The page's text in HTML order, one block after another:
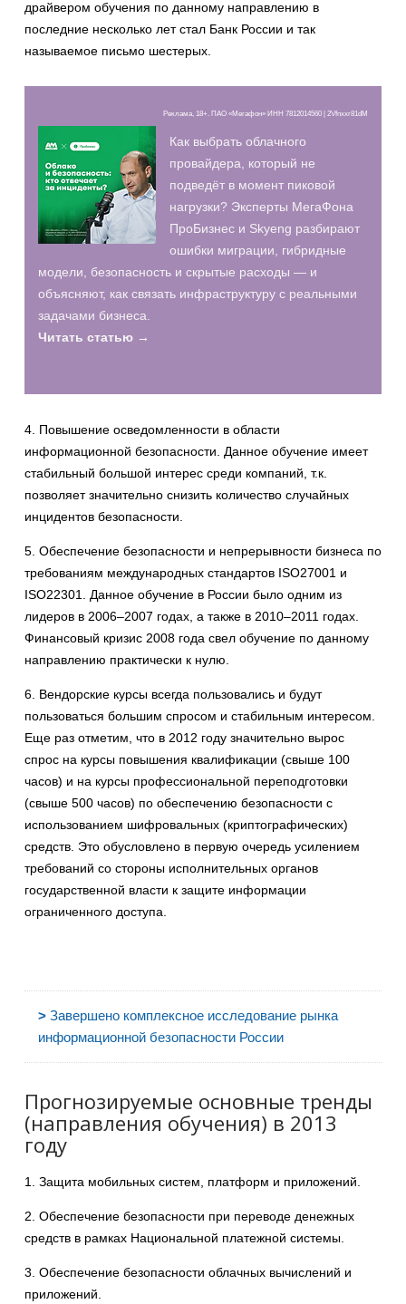
драйвером обучения по данному направлению в
последние несколько лет стал Банк России и так
называемое письмо шестерых.
Реклама, 18+. ПАО «Мегафон» ИНН 7812014560 | 2Vfnxxr81dM
Как выбрать облачного
провайдера, который не
подведёт в момент пиковой
нагрузки? Эксперты МегаФона
ПроБизнес и Skyeng разбирают
ошибки миграции, гибридные
модели, безопасность и скрытые расходы — и
объясняют, как связать инфраструктуру с реальными
задачами бизнеса.
Читать статью →
4. Повышение осведомленности в области
информационной безопасности. Данное обучение имеет
стабильный большой интерес среди компаний, т.к.
позволяет значительно снизить количество случайных
инцидентов безопасности.
5. Обеспечение безопасности и непрерывности бизнеса по
требованиям международных стандартов ISO27001 и
ISО22301. Данное обучение в России было одним из
лидеров в 2006–2007 годах, а также в 2010–2011 годах.
Финансовый кризис 2008 года свел обучение по данному
направлению практически к нулю.
6. Вендорские курсы всегда пользовались и будут
пользоваться большим спросом и стабильным интересом.
Еще раз отметим, что в 2012 году значительно вырос
спрос на курсы повышения квалификации (свыше 100
часов) и на курсы профессиональной переподготовки
(свыше 500 часов) по обеспечению безопасности с
использованием шифровальных (криптографических)
средств. Это обусловлено в первую очередь усилением
требований со стороны исполнительных органов
государственной власти к защите информации
ограниченного доступа.
> Завершено комплексное исследование рынка
информационной безопасности России
Прогнозируемые основные тренды
(направления обучения) в 2013
году
1. Защита мобильных систем, платформ и приложений.
2. Обеспечение безопасности при переводе денежных
средств в рамках Национальной платежной системы.
3. Обеспечение безопасности облачных вычислений и
приложений.